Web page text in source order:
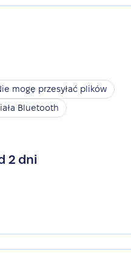
mogę przesyłać plików
Bluetooth
2 dni